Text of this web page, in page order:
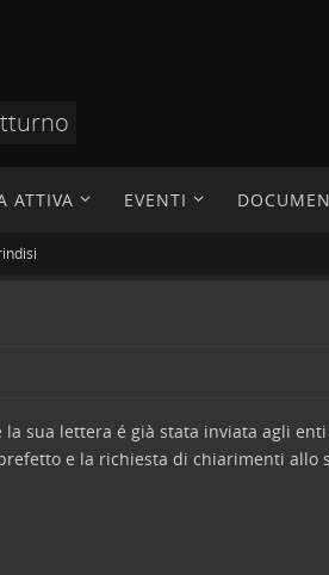
ATTIVA EVENTI
sua lettera é già stata inviata agli
e la richiesta di chiarimenti allo